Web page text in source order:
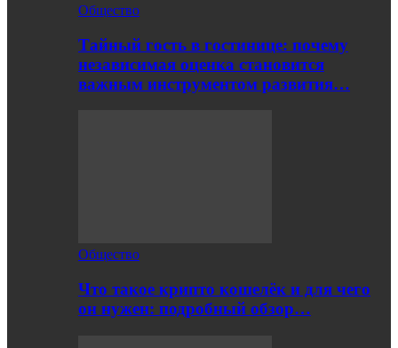
Общество
Тайный гость в гостинице: почему
независимая оценка становится
важным инструментом развития…
Общество
Что такое крипто кошелёк и для чего
он нужен: подробный обзор…